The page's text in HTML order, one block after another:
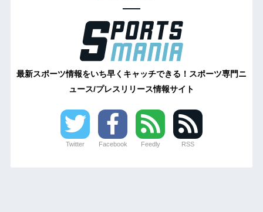
最新スポーツ情報をいち早くキャッチできる！スポーツ専門ニ
ュース/プレスリリース情報サイト
Twitter Facebook Feedly RSS